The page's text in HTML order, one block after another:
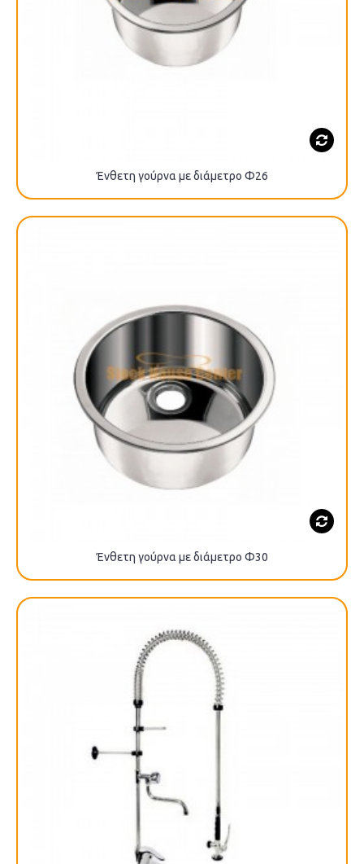
Ένθετη γούρνα με διάμετρο Φ26
Ένθετη γούρνα με διάμετρο Φ30